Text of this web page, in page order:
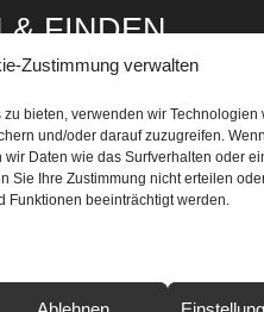
Zustimmung verwalten
bieten, verwenden wir Technologien
und/oder darauf zuzugreifen.
Daten wie das Surfverhalten oder
Sie Ihre Zustimmung nicht erteilen
Funktionen beeinträchtigt werden.
& FINDEN